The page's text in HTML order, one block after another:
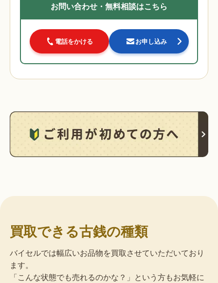
お問い合わせ・無料相談はこちら
電話をかける お申し込み
買取できる古銭の種類
バイセルでは幅広いお品物を買取させていただいており
ます。
「こんな状態でも売れるのかな？」という方もお気軽に